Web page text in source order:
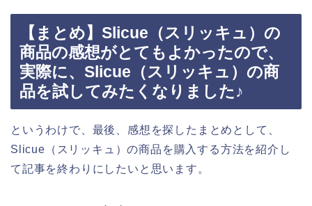
【まとめ】Slicue（スリッキュ）の
商品の感想がとてもよかったので、
実際に、Slicue（スリッキュ）の商
品を試してみたくなりました♪
というわけで、最後、感想を探したまとめとして、
Slicue（スリッキュ）の商品を購入する方法を紹介し
て記事を終わりにしたいと思います。